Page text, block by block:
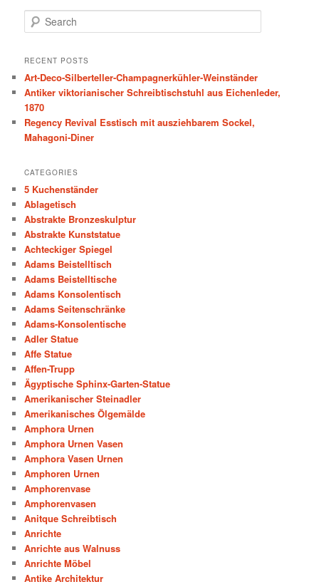
e
r
h
RECENT POSTS
Art-Deco-Silberteller-Champagnerkühler-Weinständer
Antiker viktorianischer Schreibtischstuhl aus Eichenleder,
1870
Regency Revival Esstisch mit ausziehbarem Sockel,
Mahagoni-Diner
CATEGORIES
5 Kuchenständer
Ablagetisch
Abstrakte Bronzeskulptur
Abstrakte Kunststatue
Achteckiger Spiegel
Adams Beistelltisch
Adams Beistelltische
Adams Konsolentisch
Adams Seitenschränke
Adams-Konsolentische
Adler Statue
Affe Statue
Affen-Trupp
Ägyptische Sphinx-Garten-Statue
Amerikanischer Steinadler
Amerikanisches Ölgemälde
Amphora Urnen
Amphora Urnen Vasen
Amphora Vasen Urnen
Amphoren Urnen
Amphorenvase
Amphorenvasen
Anitque Schreibtisch
Anrichte
Anrichte aus Walnuss
Anrichte Möbel
Antike Architektur